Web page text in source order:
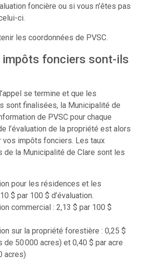
foncière ou si vous n’êtes pas
ci.
les coordonnées de PVSC.
impôts fonciers sont-ils
se termine et que les
sont finalisées, la Municipalité de
de PVSC pour chaque
l’évaluation de la propriété est alors
vos impôts fonciers. Les taux
de la Municipalité de Clare sont les
pour les résidences et les
$ par 100 $ d’évaluation.
commercial : 2,13 $ par 100 $
sur la propriété forestière : 0,25 $
de 50 000 acres) et 0,40 $ par acre
acres)